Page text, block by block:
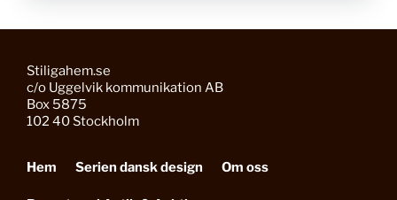
Stiligahem.se
c/o Uggelvik kommunikation AB
Box 5875
102 40 Stockholm
Hem Serien dansk design Om oss